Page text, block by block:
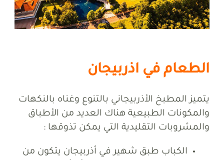
الطعام في اذربيجان
يتميز المطبخ الأذربيجاني بالتنوع وغناه بالنكهات
والمكونات الطبيعية هناك العديد من الأطباق
والمشروبات التقليدية التي يمكن تذوقها :
الكباب طبق شهير في أذربيجان يتكون من